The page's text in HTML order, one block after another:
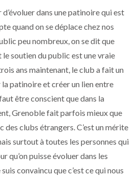
d’évoluer dans une patinoire qui est
quand on se déplace chez nos
peu nombreux, on se dit que
le soutien du public est une vraie
ans maintenant, le club a fait un
patinoire et créer un lien entre
être conscient que dans la
Grenoble fait parfois mieux que
clubs étrangers. C’est un mérite
surtout à toutes les personnes qui
qu’on puisse évoluer dans les
convaincu que c’est ce qui nous